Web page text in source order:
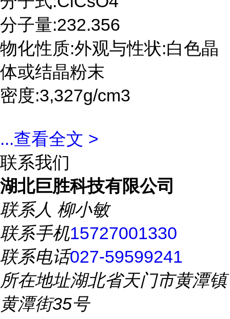
分子量:232.356
物化性质:外观与性状:白色晶
体或结晶粉末
密度:3,327g/cm3
...查看全文 >
联系我们
湖北巨胜科技有限公司
联系人 柳小敏
联系手机15727001330
联系电话027-59599241
所在地址湖北省天门市黄潭镇
黄潭街35号